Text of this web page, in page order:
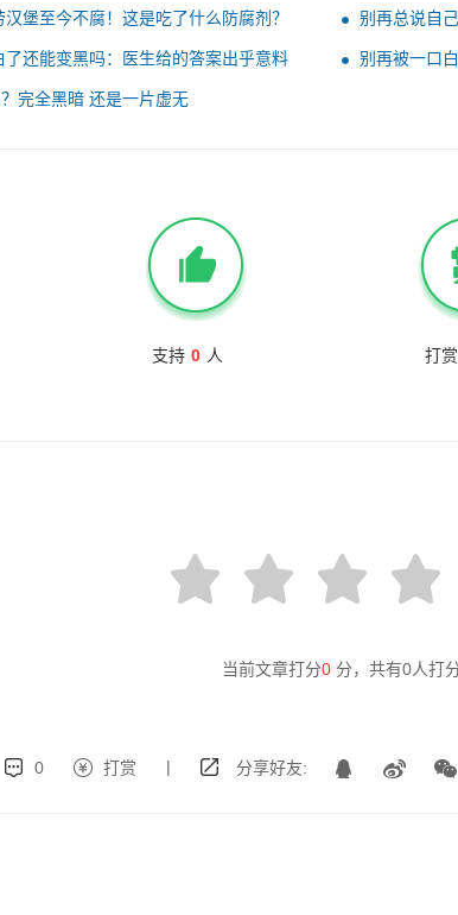
堡至今不腐！这是吃了什么防腐剂？ 别再总说自己
了还能变黑吗：医生给的答案出乎意料 别再被一口
完全黑暗 还是一片虚无
支持 0 人 打赏
当前文章打分0 分，共有0人打
0 打赏 | 分享好友: